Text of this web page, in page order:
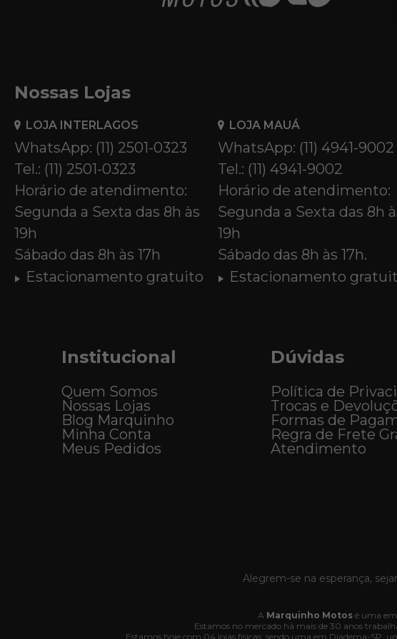
Nossas Lojas
LOJA INTERLAGOS
WhatsApp: (11) 2501-0323
Tel.: (11) 2501-0323
Horário de atendimento:
Segunda a Sexta das 8h às
19h
Sábado das 8h às 17h
Estacionamento gratuito
LOJA MAUÁ
WhatsApp: (11) 4941-9002
Tel.: (11) 4941-9002
Horário de atendimento:
Segunda a Sexta das 8h
19h
Sábado das 8h às 17h.
Estacionamento
Institucional
Quem Somos
Nossas Lojas
Blog Marquinho
Minha Conta
Meus Pedidos
Dúvidas
Política de
Trocas e
Formas de
Regra de Frete
Atendimento
Alegrem-se na esperança,
A Marquinho Motos é uma
Estamos no mercado há mais de 30 anos
Estamos hoje com 04 lojas físicas, sendo uma em Diadema-SP,